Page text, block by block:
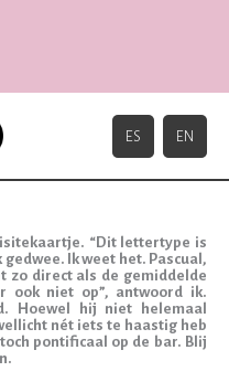
ES EN
“Dit lettertype is
Ik weet het. Pascual,
zo direct als de gemiddelde
ook niet op”, antwoord ik.
Hoewel hij niet helemaal
nét iets te haastig heb
pontificaal op de bar. Blij